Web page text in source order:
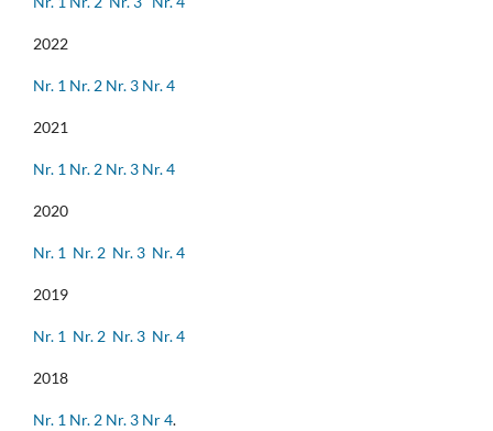
2022
Nr. 1 Nr. 2 Nr. 3 Nr. 4
2021
Nr. 1 Nr. 2 Nr. 3 Nr. 4
2020
Nr. 1 Nr. 2 Nr. 3 Nr. 4
2019
Nr. 1 Nr. 2 Nr. 3 Nr. 4
2018
Nr. 1 Nr. 2 Nr. 3 Nr 4.